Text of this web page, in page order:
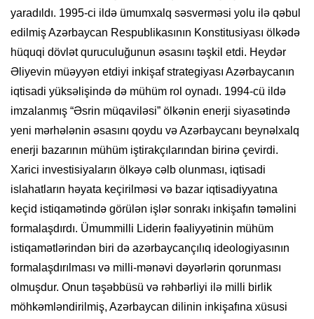
yaradıldı. 1995-ci ildə ümumxalq səsverməsi yolu ilə qəbul
edilmiş Azərbaycan Respublikasının Konstitusiyası ölkədə
hüquqi dövlət quruculuğunun əsasını təşkil etdi. Heydər
Əliyevin müəyyən etdiyi inkişaf strategiyası Azərbaycanın
iqtisadi yüksəlişində də mühüm rol oynadı. 1994-cü ildə
imzalanmış “Əsrin müqaviləsi” ölkənin enerji siyasətində
yeni mərhələnin əsasını qoydu və Azərbaycanı beynəlxalq
enerji bazarının mühüm iştirakçılarından birinə çevirdi.
Xarici investisiyaların ölkəyə cəlb olunması, iqtisadi
islahatların həyata keçirilməsi və bazar iqtisadiyyatına
keçid istiqamətində görülən işlər sonrakı inkişafın təməlini
formalaşdırdı. Ümummilli Liderin fəaliyyətinin mühüm
istiqamətlərindən biri də azərbaycançılıq ideologiyasının
formalaşdırılması və milli-mənəvi dəyərlərin qorunması
olmuşdur. Onun təşəbbüsü və rəhbərliyi ilə milli birlik
möhkəmləndirilmiş, Azərbaycan dilinin inkişafına xüsusi